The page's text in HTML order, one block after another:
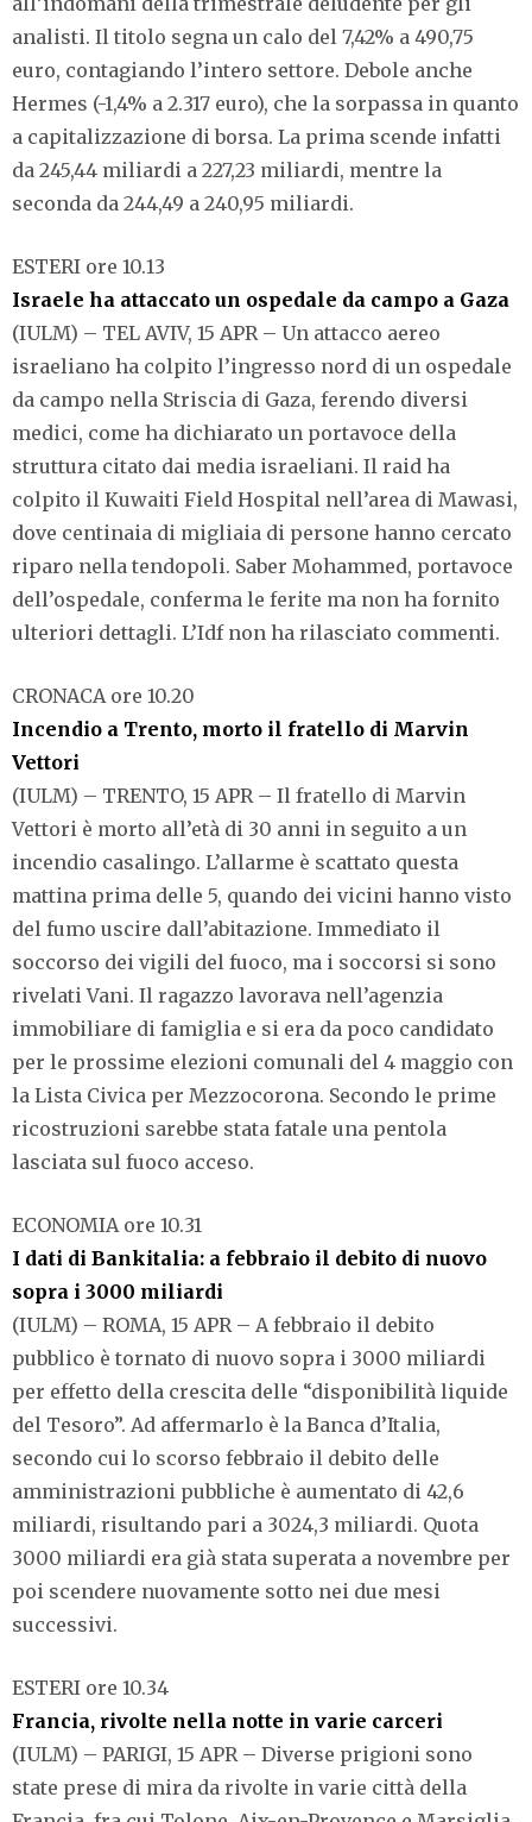
analisti. Il titolo segna un calo del 7,42% a 490,75
euro, contagiando l’intero settore. Debole anche
Hermes (-1,4% a 2.317 euro), che la sorpassa in quanto
a capitalizzazione di borsa. La prima scende infatti
da 245,44 miliardi a 227,23 miliardi, mentre la
seconda da 244,49 a 240,95 miliardi.
ESTERI ore 10.13
Israele ha attaccato un ospedale da campo a Gaza
(IULM) – TEL AVIV, 15 APR – Un attacco aereo
israeliano ha colpito l’ingresso nord di un ospedale
da campo nella Striscia di Gaza, ferendo diversi
medici, come ha dichiarato un portavoce della
struttura citato dai media israeliani. Il raid ha
colpito il Kuwaiti Field Hospital nell’area di Mawasi,
dove centinaia di migliaia di persone hanno cercato
riparo nella tendopoli. Saber Mohammed, portavoce
dell’ospedale, conferma le ferite ma non ha fornito
ulteriori dettagli. L’Idf non ha rilasciato commenti.
CRONACA ore 10.20
Incendio a Trento, morto il fratello di Marvin
Vettori
(IULM) – TRENTO, 15 APR – Il fratello di Marvin
Vettori è morto all’età di 30 anni in seguito a un
incendio casalingo. L’allarme è scattato questa
mattina prima delle 5, quando dei vicini hanno visto
del fumo uscire dall’abitazione. Immediato il
soccorso dei vigili del fuoco, ma i soccorsi si sono
rivelati Vani. Il ragazzo lavorava nell’agenzia
immobiliare di famiglia e si era da poco candidato
per le prossime elezioni comunali del 4 maggio con
la Lista Civica per Mezzocorona. Secondo le prime
ricostruzioni sarebbe stata fatale una pentola
lasciata sul fuoco acceso.
ECONOMIA ore 10.31
I dati di Bankitalia: a febbraio il debito di nuovo
sopra i 3000 miliardi
(IULM) – ROMA, 15 APR – A febbraio il debito
pubblico è tornato di nuovo sopra i 3000 miliardi
per effetto della crescita delle “disponibilità liquide
del Tesoro”. Ad affermarlo è la Banca d’Italia,
secondo cui lo scorso febbraio il debito delle
amministrazioni pubbliche è aumentato di 42,6
miliardi, risultando pari a 3024,3 miliardi. Quota
3000 miliardi era già stata superata a novembre per
poi scendere nuovamente sotto nei due mesi
successivi.
ESTERI ore 10.34
Francia, rivolte nella notte in varie carceri
(IULM) – PARIGI, 15 APR – Diverse prigioni sono
state prese di mira da rivolte in varie città della